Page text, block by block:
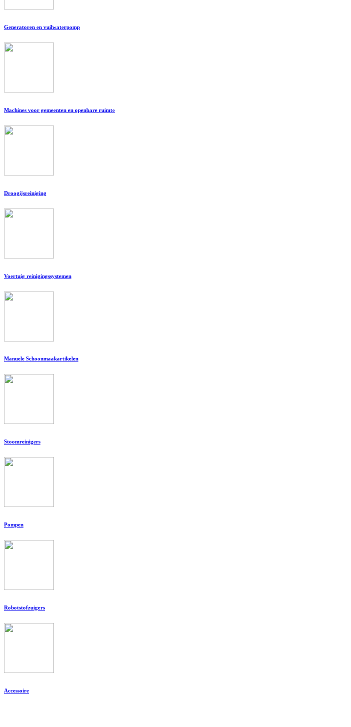
Generatoren en vuilwaterpomp
Machines voor gemeenten en openbare ruimte
Droogijsreiniging
Voertuig reinigingssystemen
Manuele Schoonmaakartikelen
Stoomreinigers
Pompen
Robotstofzuigers
Accessoire